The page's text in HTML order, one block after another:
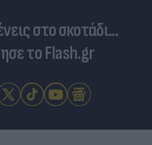
στο σκοτάδι...
το Flash.gr